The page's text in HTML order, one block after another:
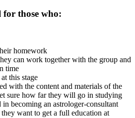
those who:
homework
can work together with the group and
time
this stage
with the content and materials of the
sure how far they will go in studying
in becoming an astrologer-consultant
they want to get a full education at